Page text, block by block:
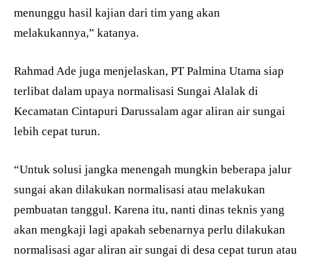
menunggu hasil kajian dari tim yang akan
melakukannya,” katanya.
Rahmad Ade juga menjelaskan, PT Palmina Utama siap
terlibat dalam upaya normalisasi Sungai Alalak di
Kecamatan Cintapuri Darussalam agar aliran air sungai
lebih cepat turun.
“Untuk solusi jangka menengah mungkin beberapa jalur
sungai akan dilakukan normalisasi atau melakukan
pembuatan tanggul. Karena itu, nanti dinas teknis yang
akan mengkaji lagi apakah sebenarnya perlu dilakukan
normalisasi agar aliran air sungai di desa cepat turun atau